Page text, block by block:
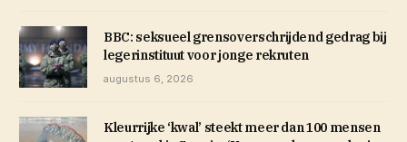
BBC: seksueel grensoverschrijdend gedrag bij
legerinstituut voor jonge rekruten
augustus 6, 2026
Kleurrijke ‘kwal’ steekt meer dan 100 mensen